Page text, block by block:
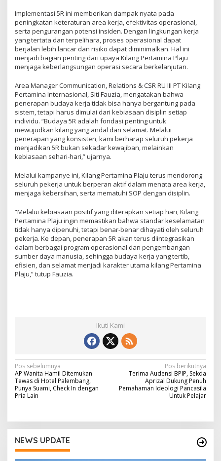
Implementasi 5R ini memberikan dampak nyata pada
peningkatan keteraturan area kerja, efektivitas operasional,
serta pengurangan potensi insiden. Dengan lingkungan kerja
yang tertata dan terpelihara, proses operasional dapat
berjalan lebih lancar dan risiko dapat diminimalkan. Hal ini
menjadi bagian penting dari upaya Kilang Pertamina Plaju
menjaga keberlangsungan operasi secara berkelanjutan.
Area Manager Communication, Relations & CSR RU III PT Kilang
Pertamina Internasional, Siti Fauzia, mengatakan bahwa
penerapan budaya kerja tidak bisa hanya bergantung pada
sistem, tetapi harus dimulai dari kebiasaan disiplin setiap
individu. “Budaya 5R adalah fondasi penting untuk
mewujudkan kilang yang andal dan selamat. Melalui
penerapan yang konsisten, kami berharap seluruh pekerja
menjadikan 5R bukan sekadar kewajiban, melainkan
kebiasaan sehari-hari,” ujarnya.
Melalui kampanye ini, Kilang Pertamina Plaju terus mendorong
seluruh pekerja untuk berperan aktif dalam menata area kerja,
menjaga kebersihan, serta mematuhi SOP dengan disiplin.
“Melalui kebiasaan positif yang diterapkan setiap hari, Kilang
Pertamina Plaju ingin memastikan bahwa standar keselamatan
tidak hanya dipenuhi, tetapi benar-benar dihayati oleh seluruh
pekerja. Ke depan, penerapan 5R akan terus diintegrasikan
dalam berbagai program operasional dan pengembangan
sumber daya manusia, sehingga budaya kerja yang tertib,
efisien, dan selamat menjadi karakter utama kilang Pertamina
Plaju,” tutup Fauzia.
Ikuti Kami
N
a
v
g
a
s
Pos sebelumnya
AP Wanita Hamil Ditemukan
Tewas di Hotel Palembang,
Punya Suami, Check In dengan
Pria Lain
Pos berikutnya
Terima Audensi BPIP, Sekda
Aprizal Dukung Penuh
Pemahaman Ideologi Pancasila
Untuk Pelajar
NEWS UPDATE